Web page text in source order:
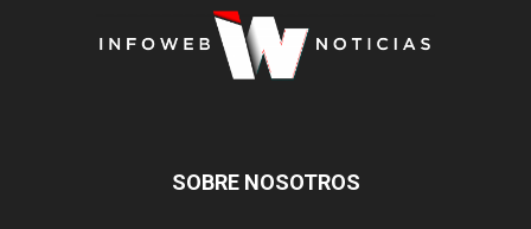
SOBRE NOSOTROS